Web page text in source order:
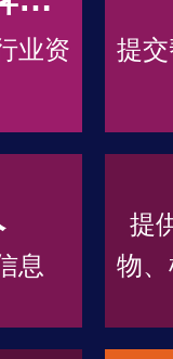
业资
提
息
提
物